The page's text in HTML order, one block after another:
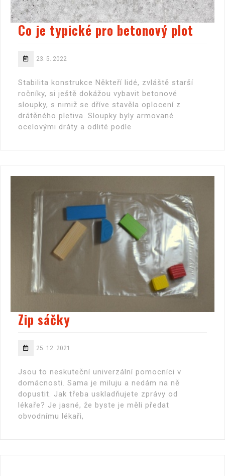
Co je typické pro betonový plot
23. 5. 2022
Stabilita konstrukce Někteří lidé, zvláště starší
ročníky, si ještě dokážou vybavit betonové
sloupky, s nimiž se dříve stavěla oplocení z
drátěného pletiva. Sloupky byly armované
ocelovými dráty a odlité podle
Zip sáčky
25. 12. 2021
Jsou to neskuteční univerzální pomocníci v
domácnosti. Sama je miluju a nedám na ně
dopustit. Jak třeba uskladňujete zprávy od
lékaře? Je jasné, že byste je měli předat
obvodnímu lékaři,